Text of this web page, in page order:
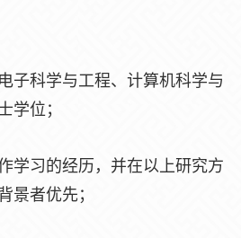
子科学与工程、计算机科学与
学位；
学习的经历，并在以上研究方
景者优先；